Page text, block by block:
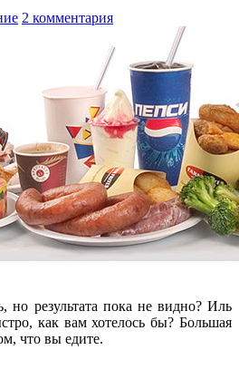
2 комментария
но результата пока не видно? Иль
как вам хотелось бы? Большая
что вы едите.